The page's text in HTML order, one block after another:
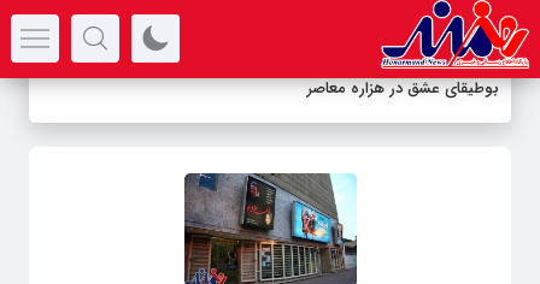
بوطیقای عشق در هزاره معاصر